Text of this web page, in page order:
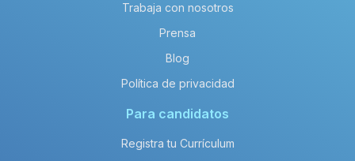
Trabaja con nosotros
Prensa
Blog
Política de privacidad
Para candidatos
Registra tu Currículum